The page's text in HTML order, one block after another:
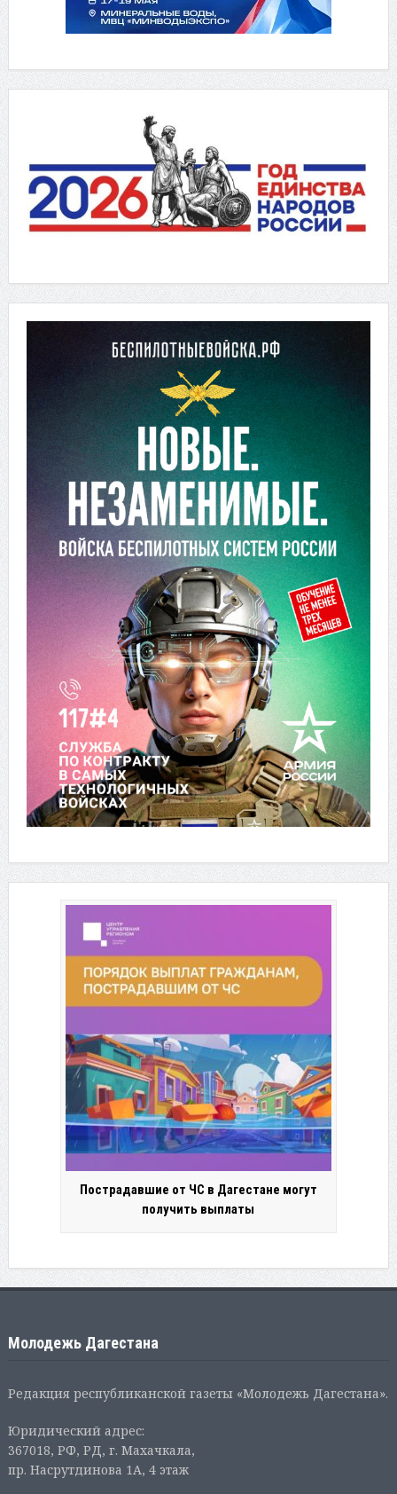
Пострадавшие от ЧС в Дагестане могут
получить выплаты
Молодежь Дагестана
Редакция республиканской газеты «Молодежь Дагестана».
Юридический адрес:
367018, РФ, РД, г. Махачкала,
пр. Насрутдинова 1А, 4 этаж